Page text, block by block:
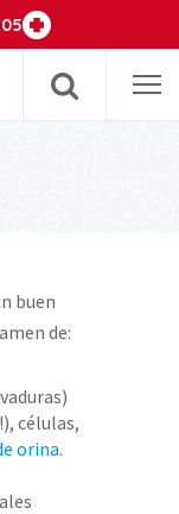
buen
de:
células,
orina.